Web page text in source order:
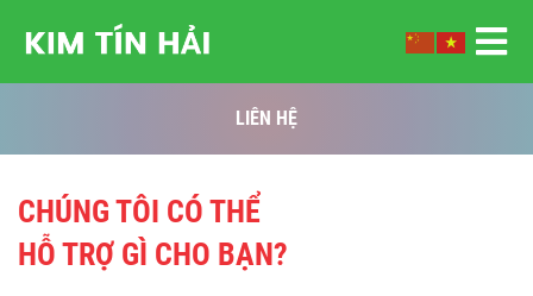
LIÊN HỆ
CHÚNG TÔI CÓ THỂ
HỖ TRỢ GÌ CHO BẠN?